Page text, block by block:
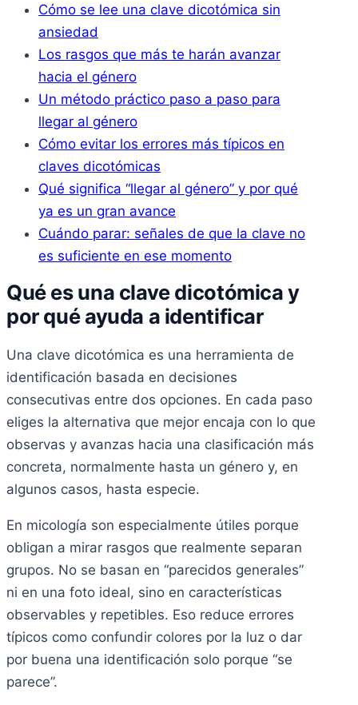
Cómo se lee una clave dicotómica sin
ansiedad
Los rasgos que más te harán avanzar
hacia el género
Un método práctico paso a paso para
llegar al género
Cómo evitar los errores más típicos en
claves dicotómicas
Qué significa “llegar al género” y por qué
ya es un gran avance
Cuándo parar: señales de que la clave no
es suficiente en ese momento
Qué es una clave dicotómica y
por qué ayuda a identificar
Una clave dicotómica es una herramienta de
identificación basada en decisiones
consecutivas entre dos opciones. En cada paso
eliges la alternativa que mejor encaja con lo que
observas y avanzas hacia una clasificación más
concreta, normalmente hasta un género y, en
algunos casos, hasta especie.
En micología son especialmente útiles porque
obligan a mirar rasgos que realmente separan
grupos. No se basan en “parecidos generales”
ni en una foto ideal, sino en características
observables y repetibles. Eso reduce errores
típicos como confundir colores por la luz o dar
por buena una identificación solo porque “se
parece”.